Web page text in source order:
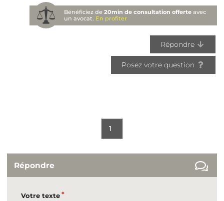
Bénéficiez de20min de consultation offerte avec
un avocat. En profiter
Répondre
Posez votre question
1
Répondre
Votre texte